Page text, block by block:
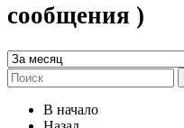
сообщения )
В начало